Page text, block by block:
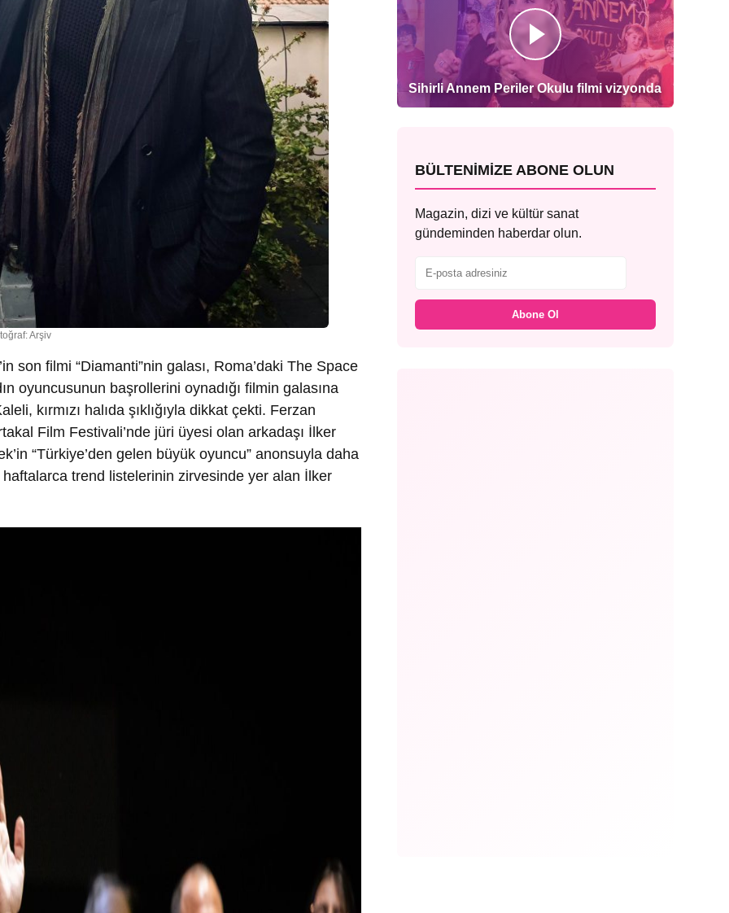
Arşiv
son filmi “Diamanti”nin galası, Roma’daki The Space
oyuncusunun başrollerini oynadığı filmin galasına
kırmızı halıda şıklığıyla dikkat çekti. Ferzan
Film Festivali’nde jüri üyesi olan arkadaşı İlker
“Türkiye’den gelen büyük oyuncu” anonsuyla daha
haftalarca trend listelerinin zirvesinde yer alan İlker
Sihirli Annem Periler Okulu filmi vizyonda
BÜLTENIMIZE ABONE OLUN
Magazin, dizi ve kültür sanat
gündeminden haberdar olun.
Abone Ol